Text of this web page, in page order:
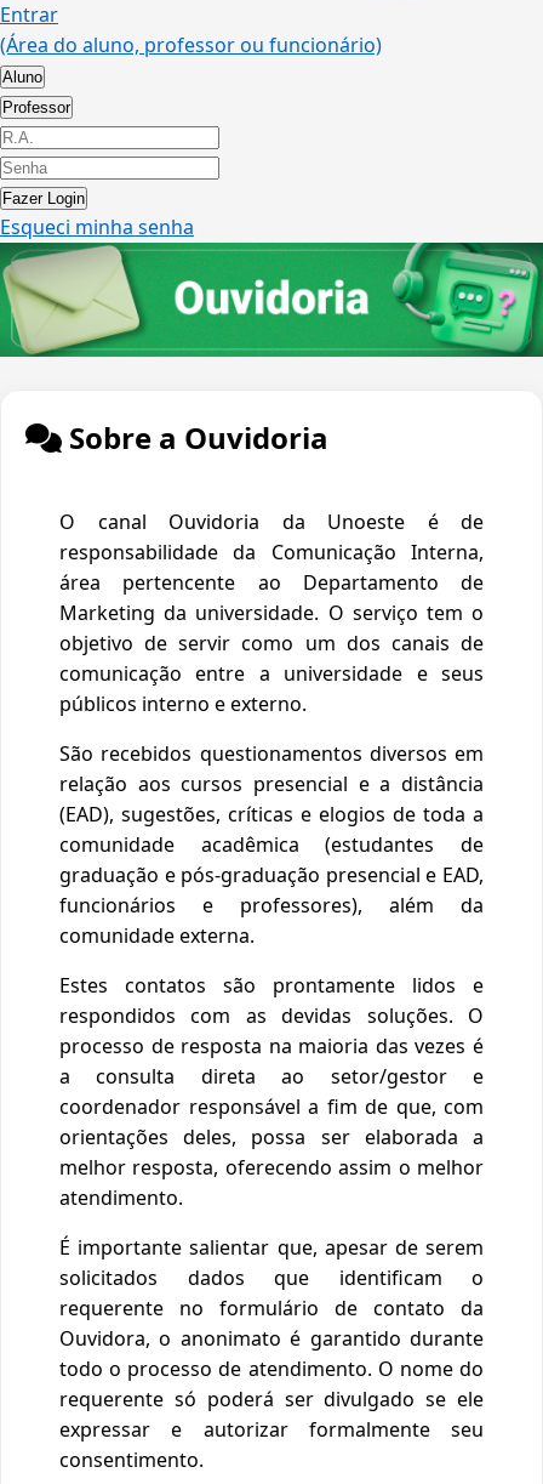
Entrar
(Área do aluno, professor ou funcionário)
Aluno
Professor
Fazer Login
Esqueci minha senha
Sobre a Ouvidoria
O canal Ouvidoria da Unoeste é de
responsabilidade da Comunicação Interna,
área pertencente ao Departamento de
Marketing da universidade. O serviço tem o
objetivo de servir como um dos canais de
comunicação entre a universidade e seus
públicos interno e externo.
São recebidos questionamentos diversos em
relação aos cursos presencial e a distância
(EAD), sugestões, críticas e elogios de toda a
comunidade acadêmica (estudantes de
graduação e pós-graduação presencial e EAD,
funcionários e professores), além da
comunidade externa.
Estes contatos são prontamente lidos e
respondidos com as devidas soluções. O
processo de resposta na maioria das vezes é
a consulta direta ao setor/gestor e
coordenador responsável a fim de que, com
orientações deles, possa ser elaborada a
melhor resposta, oferecendo assim o melhor
atendimento.
É importante salientar que, apesar de serem
solicitados dados que identificam o
requerente no formulário de contato da
Ouvidora, o anonimato é garantido durante
todo o processo de atendimento. O nome do
requerente só poderá ser divulgado se ele
expressar e autorizar formalmente seu
consentimento.